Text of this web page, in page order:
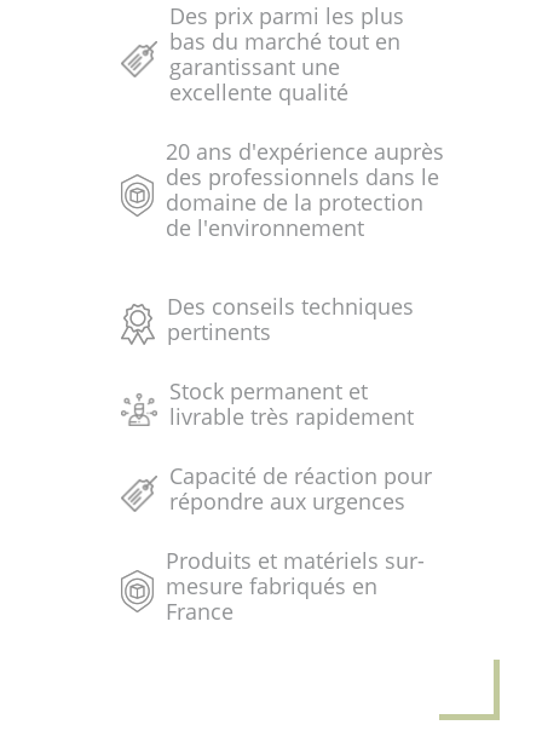
Des prix parmi les plus
bas du marché tout en
garantissant une
excellente qualité
20 ans d'expérience auprès
des professionnels dans le
domaine de la protection
de l'environnement
Des conseils techniques
pertinents
Stock permanent et
livrable très rapidement
Capacité de réaction pour
répondre aux urgences
Produits et matériels sur-
mesure fabriqués en
France